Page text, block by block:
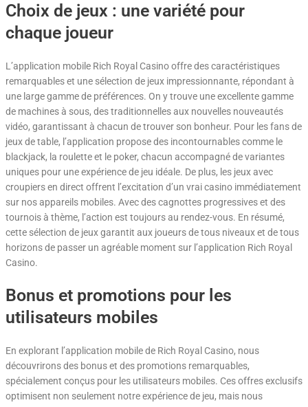
Choix de jeux : une variété pour
chaque joueur
L’application mobile Rich Royal Casino offre des caractéristiques
remarquables et une sélection de jeux impressionnante, répondant à
une large gamme de préférences. On y trouve une excellente gamme
de machines à sous, des traditionnelles aux nouvelles nouveautés
vidéo, garantissant à chacun de trouver son bonheur. Pour les fans de
jeux de table, l’application propose des incontournables comme le
blackjack, la roulette et le poker, chacun accompagné de variantes
uniques pour une expérience de jeu idéale. De plus, les jeux avec
croupiers en direct offrent l’excitation d’un vrai casino immédiatement
sur nos appareils mobiles. Avec des cagnottes progressives et des
tournois à thème, l’action est toujours au rendez-vous. En résumé,
cette sélection de jeux garantit aux joueurs de tous niveaux et de tous
horizons de passer un agréable moment sur l’application Rich Royal
Casino.
Bonus et promotions pour les
utilisateurs mobiles
En explorant l’application mobile de Rich Royal Casino, nous
découvrirons des bonus et des promotions remarquables,
spécialement conçus pour les utilisateurs mobiles. Ces offres exclusifs
optimisent non seulement notre expérience de jeu, mais nous